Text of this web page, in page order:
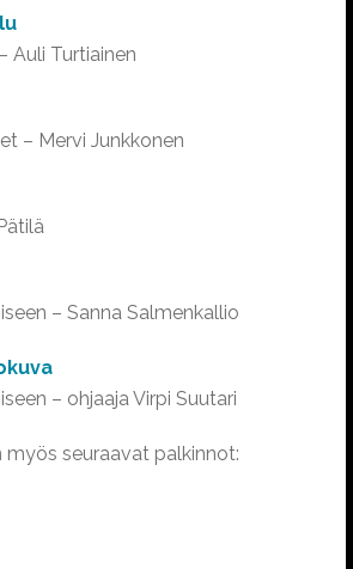
Auli Turtiainen
– Mervi Junkkonen
– Sanna Salmenkallio
– ohjaaja Virpi Suutari
myös seuraavat palkinnot: